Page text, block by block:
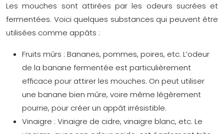
Les mouches sont attirées par les odeurs sucrées et
fermentées. Voici quelques substances qui peuvent être
utilisées comme appâts :
Fruits mûrs : Bananes, pommes, poires, etc. L’odeur
de la banane fermentée est particulièrement
efficace pour attirer les mouches. On peut utiliser
une banane bien mûre, voire même légèrement
pourrie, pour créer un appât irrésistible.
Vinaigre : Vinaigre de cidre, vinaigre blanc, etc. Le